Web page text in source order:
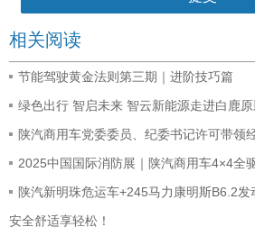
相关阅读
节能驾驶黄金法则第三期｜进阶技巧篇
绿色出行 智启未来 智云新能源走进白鹿
陕汽商用车党委委员、纪委书记许可带领
2025中国国际消防展｜陕汽商用车4×4全
陕汽新明珠危运车+245马力康明斯B6.2发
安全舒适享轻松！